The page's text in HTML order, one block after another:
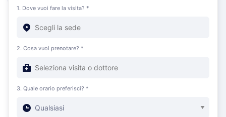
1. Dove vuoi fare la visita? *
2. Cosa vuoi prenotare? *
3. Quale orario preferisci? *